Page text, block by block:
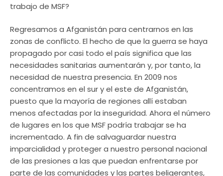
trabajo de MSF?
Regresamos a Afganistán para centrarnos en las
zonas de conflicto. El hecho de que la guerra se haya
propagado por casi todo el país significa que las
necesidades sanitarias aumentarán y, por tanto, la
necesidad de nuestra presencia. En 2009 nos
concentramos en el sur y el este de Afganistán,
puesto que la mayoría de regiones allí estaban
menos afectadas por la inseguridad. Ahora el número
de lugares en los que MSF podría trabajar se ha
incrementado. A fin de salvaguardar nuestra
imparcialidad y proteger a nuestro personal nacional
de las presiones a las que puedan enfrentarse por
parte de las comunidades y las partes beligerantes,